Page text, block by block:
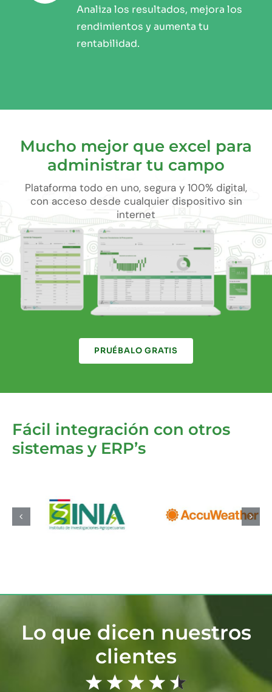
Analiza los resultados, mejora los
rendimientos y aumenta tu
rentabilidad.
Mucho mejor que excel para
administrar tu campo
Plataforma todo en uno, segura y 100% digital,
con acceso desde cualquier dispositivo sin
internet
PRUÉBALO GRATIS
Fácil integración con otros
sistemas y ERP’s
Lo que dicen nuestros
clientes